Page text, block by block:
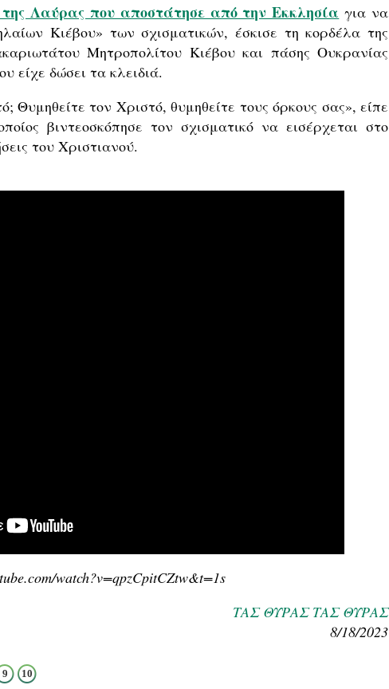
Λαύρας που αποστάτησε από την Εκκλησία για να
Κιέβου» των σχισματικών, έσκισε τη κορδέλα της
Μητροπολίτου Κιέβου και πάσης Ουκρανίας
είχε δώσει τα κλειδιά.
Θυμηθείτε τον Χριστό, θυμηθείτε τους όρκους σας», είπε
βιντεοσκόπησε τον σχισματικό να εισέρχεται στο
του Χριστιανού.
watch?v=qpzCpitCZtw&t=1s
ΤΑΣ ΘΥΡΑΣ ΤΑΣ ΘΥΡΑΣ
8/18/2023
9 10